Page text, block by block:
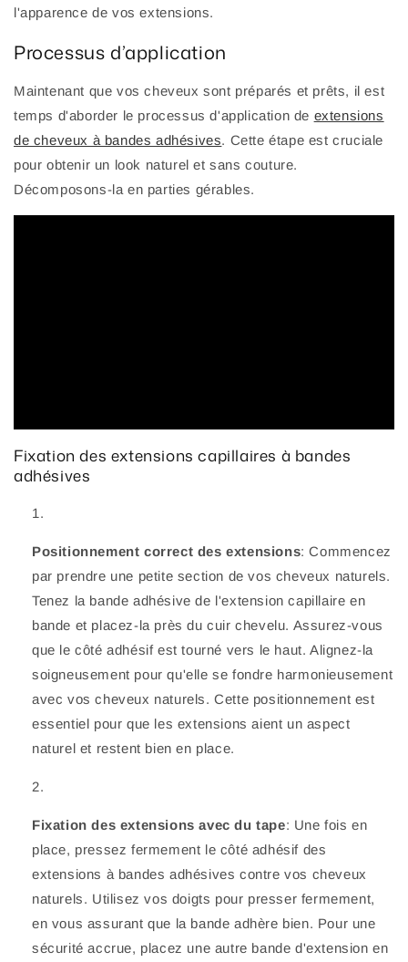
l'apparence de vos extensions.
Processus d’application
Maintenant que vos cheveux sont préparés et prêts, il est
temps d'aborder le processus d'application de extensions
de cheveux à bandes adhésives. Cette étape est cruciale
pour obtenir un look naturel et sans couture.
Décomposons-la en parties gérables.
Fixation des extensions capillaires à bandes
adhésives
Positionnement correct des extensions: Commencez
par prendre une petite section de vos cheveux naturels.
Tenez la bande adhésive de l'extension capillaire en
bande et placez-la près du cuir chevelu. Assurez-vous
que le côté adhésif est tourné vers le haut. Alignez-la
soigneusement pour qu'elle se fondre harmonieusement
avec vos cheveux naturels. Cette positionnement est
essentiel pour que les extensions aient un aspect
naturel et restent bien en place.
Fixation des extensions avec du tape: Une fois en
place, pressez fermement le côté adhésif des
extensions à bandes adhésives contre vos cheveux
naturels. Utilisez vos doigts pour presser fermement,
en vous assurant que la bande adhère bien. Pour une
sécurité accrue, placez une autre bande d'extension en